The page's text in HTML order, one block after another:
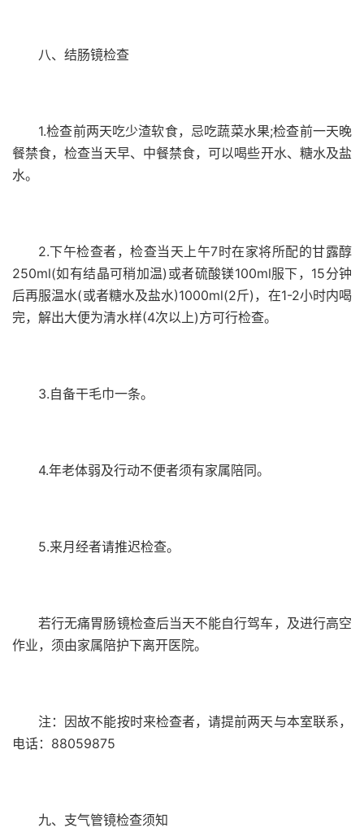
八、结肠镜检查
1.检查前两天吃少渣软食，忌吃蔬菜水果;检查前一天晚
餐禁食，检查当天早、中餐禁食，可以喝些开水、糖水及盐
水。
2.下午检查者，检查当天上午7时在家将所配的甘露醇
250ml(如有结晶可稍加温)或者硫酸镁100ml服下，15分钟
后再服温水(或者糖水及盐水)1000ml(2斤)，在1-2小时内喝
完，解出大便为清水样(4次以上)方可行检查。
3.自备干毛巾一条。
4.年老体弱及行动不便者须有家属陪同。
5.来月经者请推迟检查。
若行无痛胃肠镜检查后当天不能自行驾车，及进行高空
作业，须由家属陪护下离开医院。
注：因故不能按时来检查者，请提前两天与本室联系，
电话：88059875
九、支气管镜检查须知